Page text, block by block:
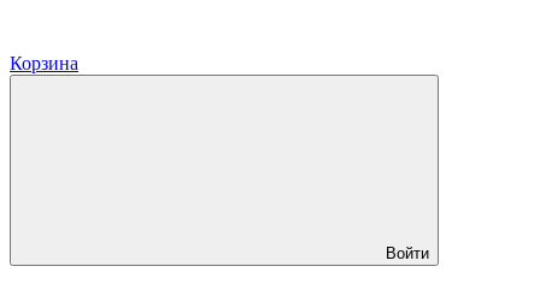
Корзина
Войти